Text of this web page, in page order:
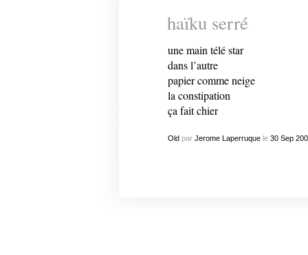
haïku serré
une main télé star
dans l’autre
papier comme neige
la constipation
ça fait chier
Oldpar Jerome Laperruquele 30 Sep